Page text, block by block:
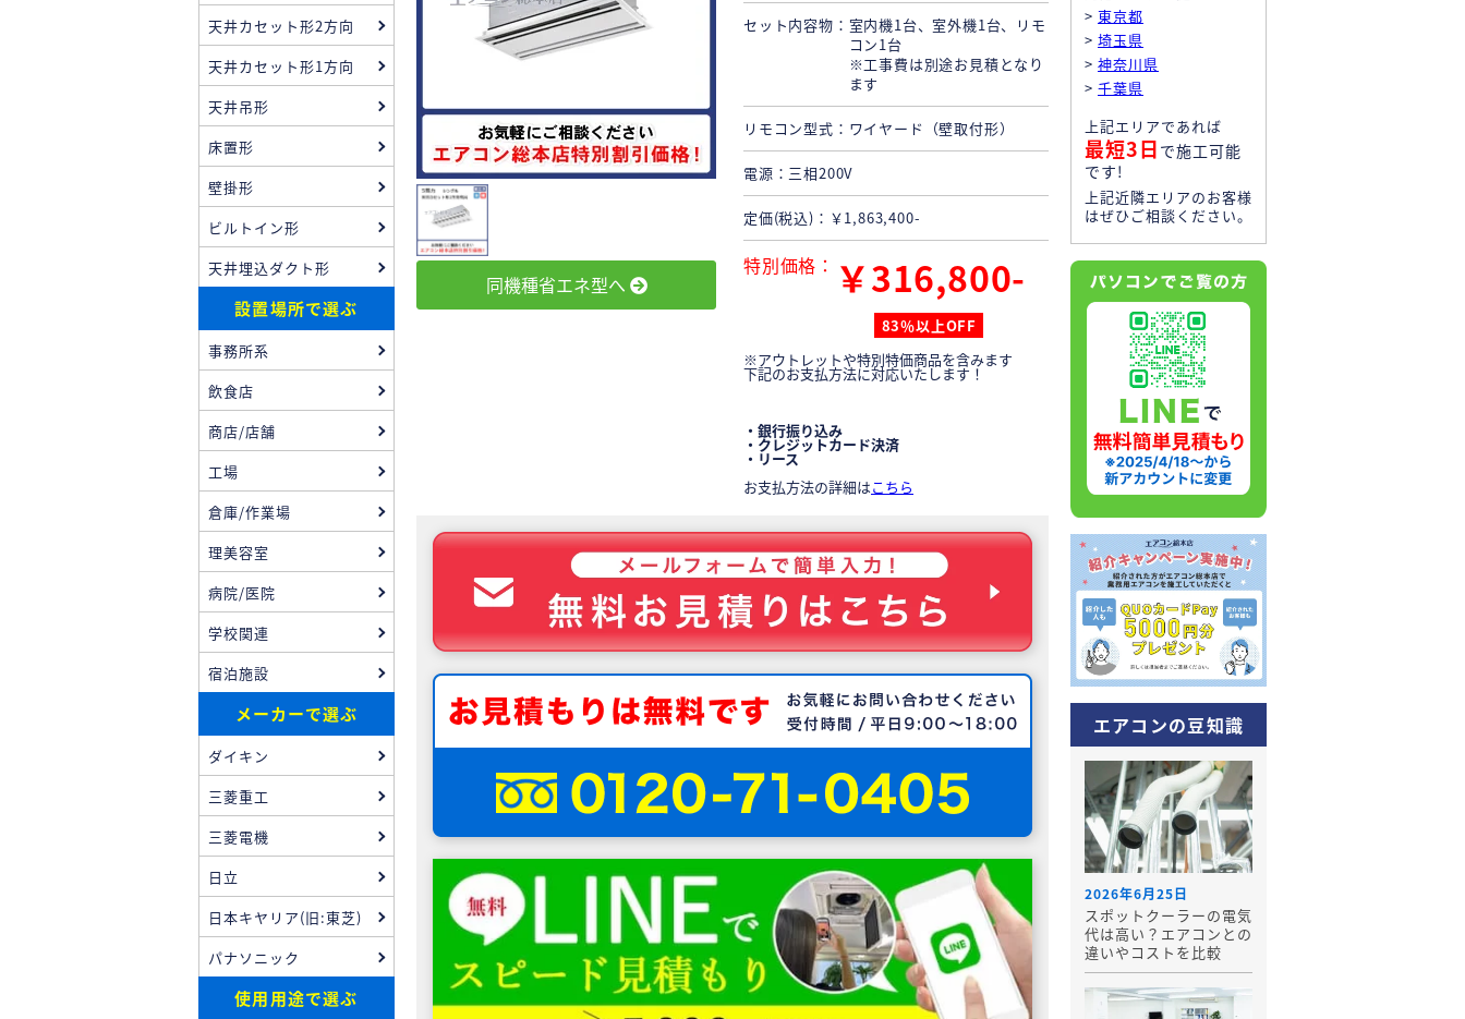
セット内容物
室内機1台、室外機1台、リモ
コン1台
※工事費は別途お見積となり
ます
リモコン型式 ワイヤード（壁取付形）
電源 三相200V
定価(税込) ￥1,863,400-
特別価格 ￥316,800-
83％以上OFF
※アウトレットや特別特価商品を含みます
下記のお支払方法に対応いたします！
・銀行振り込み
・クレジットカード決済
・リース
お支払方法の詳細はこちら
同機種省エネ型へ
天井カセット形2方向
天井カセット形1方向
天井吊形
床置形
壁掛形
ビルトイン形
天井埋込ダクト形
設置場所で選ぶ
事務所系
飲食店
商店/店舗
工場
倉庫/作業場
理美容室
病院/医院
学校関連
宿泊施設
メーカーで選ぶ
ダイキン
三菱重工
三菱電機
日立
日本キヤリア(旧:東芝)
パナソニック
使用用途で選ぶ
> 東京都
> 埼玉県
> 神奈川県
> 千葉県
上記エリアであれば
最短3日 で施工可能
です!
上記近隣エリアのお客様
はぜひご相談ください。
エアコンの豆知識
2026年6月25日
スポットクーラーの電気
代は高い？エアコンとの
違いやコストを比較